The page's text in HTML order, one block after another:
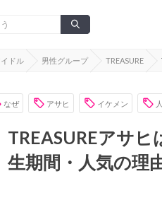
ドル 男性グループ TREASURE
なぜ アサヒ イケメン
TREASUREアサ
生期間・人気の理